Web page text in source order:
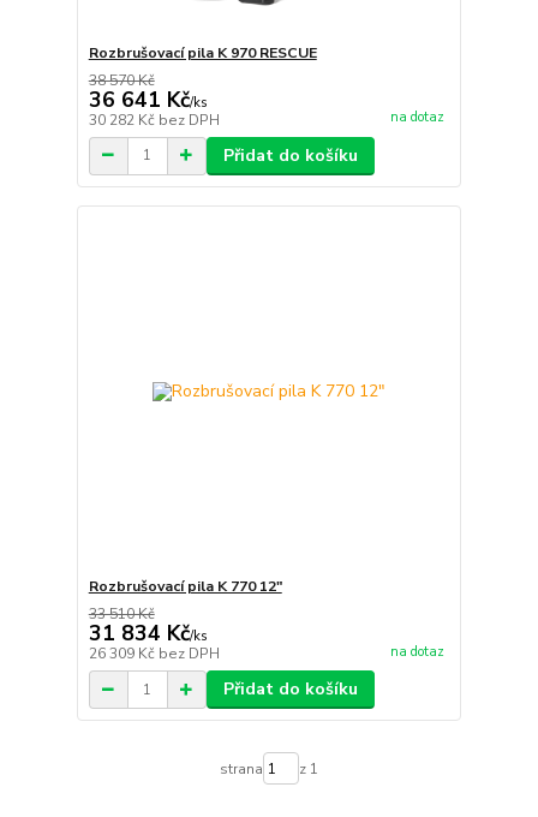
Rozbrušovací pila K 970 RESCUE
38 570 Kč
36 641 Kč/ks
30 282 Kč bez DPH na dotaz
Přidat do košíku
Rozbrušovací pila K 770 12"
33 510 Kč
31 834 Kč/ks
26 309 Kč bez DPH na dotaz
Přidat do košíku
strana z 1